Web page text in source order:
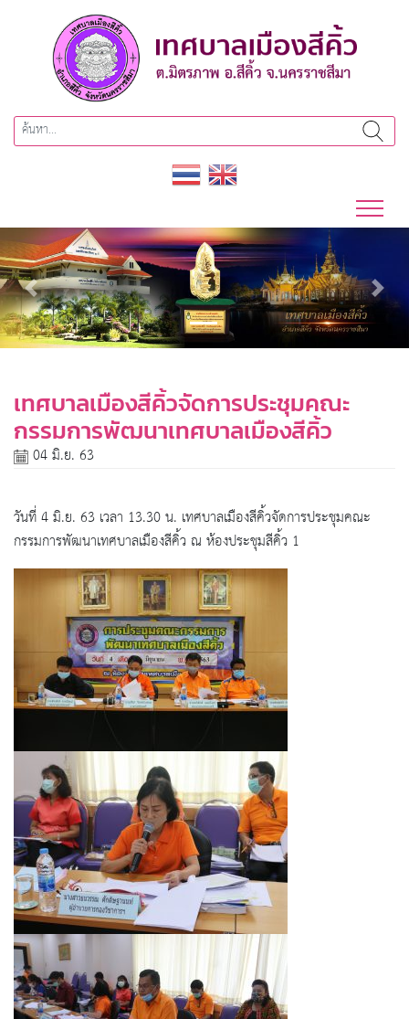
Previous Next
เทศบาลเมืองสีคิ้วจัดการประชุมคณะ
กรรมการพัฒนาเทศบาลเมืองสีคิ้ว
04 มิ.ย. 63
วันที่ 4 มิ.ย. 63 เวลา 13.30 น. เทศบาลเมืองสีคิ้วจัดการประชุมคณะ
กรรมการพัฒนาเทศบาลเมืองสีคิ้ว ณ ห้องประชุมสีคิ้ว 1